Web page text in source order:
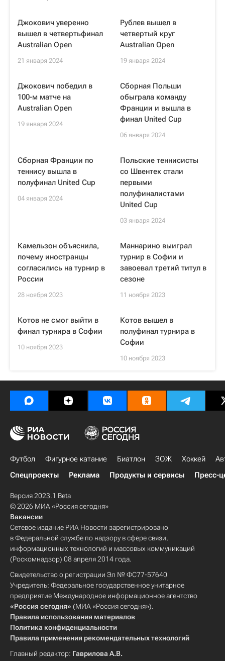
Джокович уверенно
вышел в четвертьфинал
Australian Open
21 января 2024
Рублев вышел в
четвертый круг
Australian Open
19 января 2024
Джокович победил в
100-м матче на
Australian Open
19 января 2024
Сборная Польши
обыграла команду
Франции и вышла в
финал United Cup
06 января 2024
Сборная Франции по
теннису вышла в
полуфинал United Cup
04 января 2024
Польские теннисисты
со Швентек стали
первыми
полуфиналистами
United Cup
03 января 2024
Камельзон объяснила,
почему иностранцы
согласились на турнир в
России
28 ноября 2023
Маннарино выиграл
турнир в Софии и
завоевал третий титул в
сезоне
11 ноября 2023
Котов не смог выйти в
финал турнира в Софии
10 ноября 2023
Котов вышел в
полуфинал турнира в
Софии
10 ноября 2023
Футбол Фигурное катание Биатлон ЗОЖ Хоккей
Спецпроекты
Реклама Продукты и сервисы Пресс-
Версия 2023.1 Beta
© 2026 МИА «Россия сегодня»
Вакансии
Сетевое издание РИА Новости зарегистрировано
в Федеральной службе по надзору в сфере связи,
информационных технологий и массовых коммуникаций
(Роскомнадзор) 08 апреля 2014 года.
Свидетельство о регистрации Эл № ФС77-57640
Учредитель: Федеральное государственное унитарное
предприятие Международное информационное агентство
«Россия сегодня» (МИА «Россия сегодня»).
Правила использования материалов
Политика конфиденциальности
Правила применения рекомендательных технологий
Главный редактор: Гаврилова А.В.